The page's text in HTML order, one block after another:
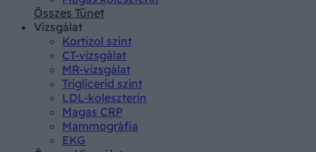
Összes Tünet
Vizsgálat
Kortizol szint
CT-vizsgálat
MR-vizsgálat
Triglicerid szint
LDL-koleszterin
Magas CRP
Mammográfia
EKG